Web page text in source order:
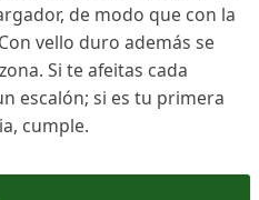
de modo que con la
vello duro además se
Si te afeitas cada
escalón; si es tu primera
cumple.